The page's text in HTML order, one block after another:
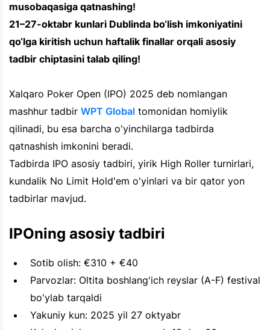
musobaqasiga qatnashing!
21–27-oktabr kunlari Dublinda bo‘lish imkoniyatini
qo‘lga kiritish uchun haftalik finallar orqali asosiy
tadbir chiptasini talab qiling!
Xalqaro Poker Open (IPO) 2025 deb nomlangan
mashhur tadbir WPT Global tomonidan homiylik
qilinadi, bu esa barcha o'yinchilarga tadbirda
qatnashish imkonini beradi.
Tadbirda IPO asosiy tadbiri, yirik High Roller turnirlari,
kundalik No Limit Hold'em o'yinlari va bir qator yon
tadbirlar mavjud.
IPOning asosiy tadbiri
Sotib olish: €310 + €40
Parvozlar: Oltita boshlang'ich reyslar (A-F) festival
bo'ylab tarqaldi
Yakuniy kun: 2025 yil 27 oktyabr